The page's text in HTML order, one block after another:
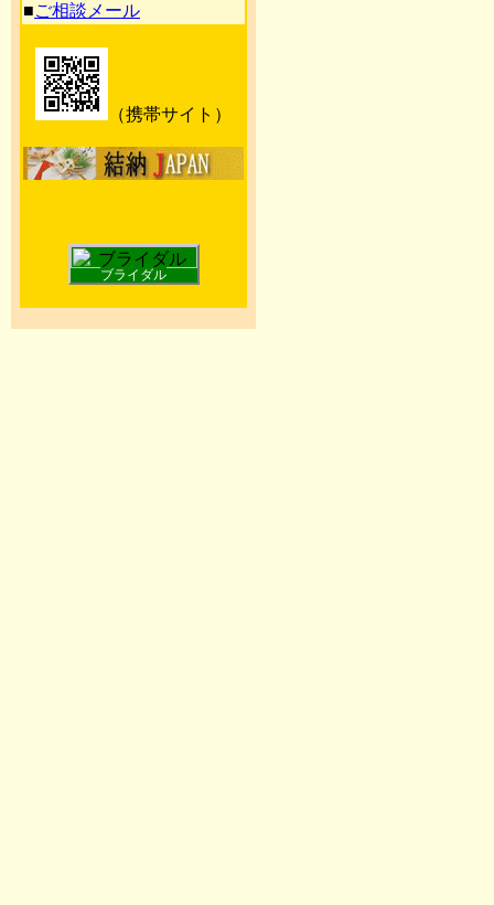
■ご相談メール
（携帯サイト）
ブライダル